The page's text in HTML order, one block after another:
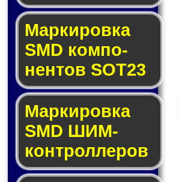
Маркировка
SMD ком­по­
нен­тов SOT23
Маркировка
SMD ШИМ-
кон­трол­ле­ров